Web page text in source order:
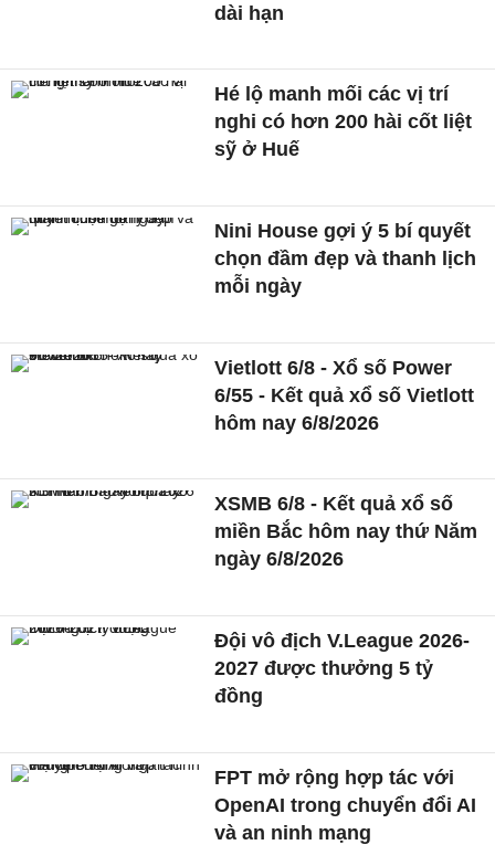
dài hạn
Hé lộ manh mối các vị trí
nghi có hơn 200 hài cốt liệt
sỹ ở Huế
Nini House gợi ý 5 bí quyết
chọn đầm đẹp và thanh lịch
mỗi ngày
Vietlott 6/8 - Xổ số Power
6/55 - Kết quả xổ số Vietlott
hôm nay 6/8/2026
XSMB 6/8 - Kết quả xổ số
miền Bắc hôm nay thứ Năm
ngày 6/8/2026
Đội vô địch V.League 2026-
2027 được thưởng 5 tỷ
đồng
FPT mở rộng hợp tác với
OpenAI trong chuyển đổi AI
và an ninh mạng